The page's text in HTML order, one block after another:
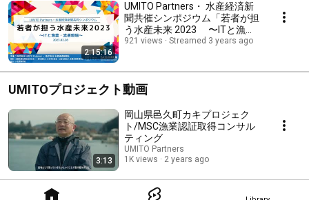
2:15:16
UMITO Partners・ 水産経済新
聞共催シンポジウム「若者が担
う水産未来 2023 〜ITと漁
業・流通現場〜」
921 views Streamed 3 years ago
UMITOプロジェクト動画
3:13
岡山県邑久町カキプロジェク
ト/MSC漁業認証取得コンサル
ティング
UMITO Partners
1K views
2 years ago